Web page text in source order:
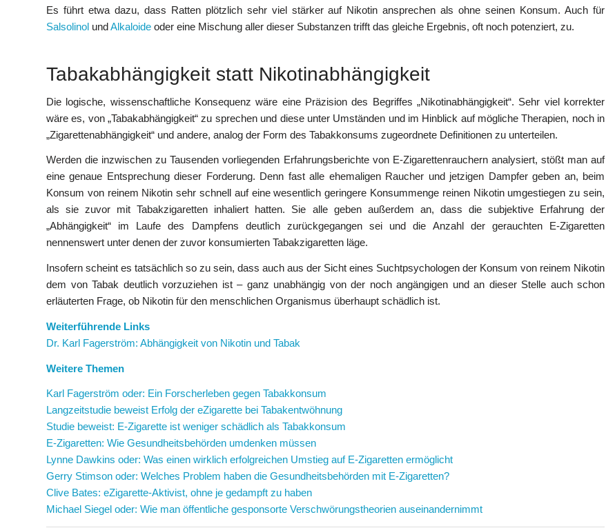
Es führt etwa dazu, dass Ratten plötzlich sehr viel stärker auf Nikotin ansprechen als ohne seinen Konsum. Auch für
Salsolinol undAlkaloide oder eine Mischung aller dieser Substanzen trifft das gleiche Ergebnis, oft noch potenziert, zu.
Tabakabhängigkeit statt Nikotinabhängigkeit
Die logische, wissenschaftliche Konsequenz wäre eine Präzision des Begriffes „Nikotinabhängigkeit“. Sehr viel korrekter
wäre es, von „Tabakabhängigkeit“ zu sprechen und diese unter Umständen und im Hinblick auf mögliche Therapien, noch in
„Zigarettenabhängigkeit“ und andere, analog der Form des Tabakkonsums zugeordnete Definitionen zu unterteilen.
Werden die inzwischen zu Tausenden vorliegenden Erfahrungsberichte von E-Zigarettenrauchern analysiert, stößt man auf
eine genaue Entsprechung dieser Forderung. Denn fast alle ehemaligen Raucher und jetzigen Dampfer geben an, beim
Konsum von reinem Nikotin sehr schnell auf eine wesentlich geringere Konsummenge reinen Nikotin umgestiegen zu sein,
als sie zuvor mit Tabakzigaretten inhaliert hatten. Sie alle geben außerdem an, dass die subjektive Erfahrung der
„Abhängigkeit“ im Laufe des Dampfens deutlich zurückgegangen sei und die Anzahl der gerauchten E-Zigaretten
nennenswert unter denen der zuvor konsumierten Tabakzigaretten läge.
Insofern scheint es tatsächlich so zu sein, dass auch aus der Sicht eines Suchtpsychologen der Konsum von reinem Nikotin
dem von Tabak deutlich vorzuziehen ist – ganz unabhängig von der noch angängigen und an dieser Stelle auch schon
erläuterten Frage, ob Nikotin für den menschlichen Organismus überhaupt schädlich ist.
Weiterführende Links
Dr. Karl Fagerström: Abhängigkeit von Nikotin und Tabak
Weitere Themen
Karl Fagerström oder: Ein Forscherleben gegen Tabakkonsum
Langzeitstudie beweist Erfolg der eZigarette bei Tabakentwöhnung
Studie beweist: E-Zigarette ist weniger schädlich als Tabakkonsum
E-Zigaretten: Wie Gesundheitsbehörden umdenken müssen
Lynne Dawkins oder: Was einen wirklich erfolgreichen Umstieg auf E-Zigaretten ermöglicht
Gerry Stimson oder: Welches Problem haben die Gesundheitsbehörden mit E-Zigaretten?
Clive Bates: eZigarette-Aktivist, ohne je gedampft zu haben
Michael Siegel oder: Wie man öffentliche gesponsorte Verschwörungstheorien auseinandernimmt